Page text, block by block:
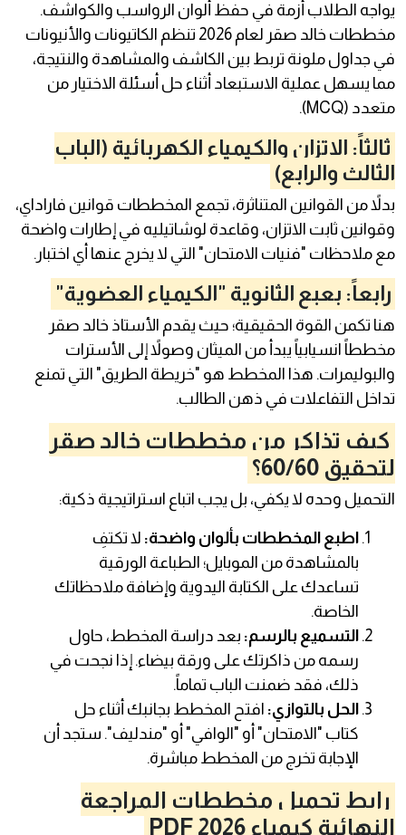
يواجه الطلاب أزمة في حفظ ألوان الرواسب والكواشف.
مخططات خالد صقر لعام 2026 تنظم الكاتيونات والأنيونات
في جداول ملونة تربط بين الكاشف والمشاهدة والنتيجة،
مما يسهل عملية الاستبعاد أثناء حل أسئلة الاختيار من
متعدد (MCQ).
ثالثاً: الاتزان والكيمياء الكهربائية (الباب
الثالث والرابع)
بدلاً من القوانين المتناثرة، تجمع المخططات قوانين فاراداي،
وقوانين ثابت الاتزان، وقاعدة لوشاتيليه في إطارات واضحة
مع ملاحظات "فنيات الامتحان" التي لا يخرج عنها أي اختبار.
رابعاً: بعبع الثانوية "الكيمياء العضوية"
هنا تكمن القوة الحقيقية؛ حيث يقدم الأستاذ خالد صقر
مخططاً انسيابياً يبدأ من الميثان وصولاً إلى الأسترات
والبوليمرات. هذا المخطط هو "خريطة الطريق" التي تمنع
تداخل التفاعلات في ذهن الطالب.
كيف تذاكر من مخططات خالد صقر
لتحقيق 60/60؟
التحميل وحده لا يكفي، بل يجب اتباع استراتيجية ذكية:
اطبع المخططات بألوان واضحة: لا تكتفِ
بالمشاهدة من الموبايل؛ الطباعة الورقية
تساعدك على الكتابة اليدوية وإضافة ملاحظاتك
الخاصة.
التسميع بالرسم: بعد دراسة المخطط، حاول
رسمه من ذاكرتك على ورقة بيضاء. إذا نجحت في
ذلك، فقد ضمنت الباب تماماً.
الحل بالتوازي: افتح المخطط بجانبك أثناء حل
كتاب "الامتحان" أو "الوافي" أو "مندليف". ستجد أن
الإجابة تخرج من المخطط مباشرة.
رابط تحميل مخططات المراجعة
النهائية كيمياء 2026 PDF